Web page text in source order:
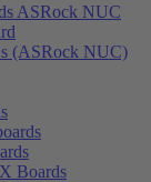
ASRock NUC
(ASRock NUC)
Boards